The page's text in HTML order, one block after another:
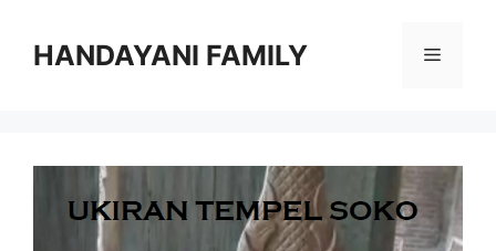
HANDAYANI FAMILY Menu